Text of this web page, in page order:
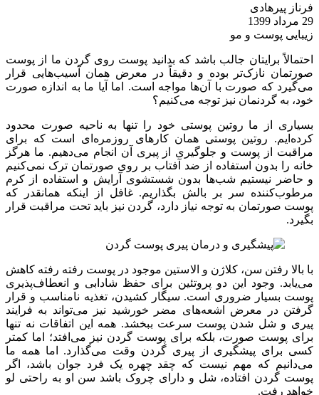
فرناز پیرهادی
29 مرداد 1399
زیبایی پوست و مو
احتمالاً برایتان جالب باشد که بدانید پوست روی گردن ما از پوست
صورتمان نازک‌تر بوده و دقیقاً در معرض همان آسیب‌هایی قرار
می‌گیرد که صورت با آن‌ها مواجه است. اما آیا ما به اندازه صورت
خود، به گردنمان نیز توجه می‌کنیم؟
بسیاری از ما روتین پوستی خود را تنها به ناحیه صورت محدود
کرده‌ایم. روتین پوستی همان کارهای روزمره‌ای است که برای
مراقبت از پوست و جلوگیری از پیری آن انجام می‌دهیم. ما هرگز
خانه را بدون استفاده از ضد آفتاب بر روی صورتمان ترک نمی‌کنیم
و حاضر نیستیم شب‌ها بدون شستشوی آرایش و استفاده از کرم‌
مرطوب‌کننده سر بر بالش بگذاریم. غافل از اینکه همانقدر که
پوست صورتمان به توجه نیاز دارد، گردن نیز باید تحت مراقبت قرار
بگیرد.
با بالا رفتن سن، کلاژن و الاستین موجود در پوست رفته رفته کاهش
می‌یابد. وجود این دو پروتئین برای حفظ شادابی و انعطاف‌پذیری
پوست بسیار ضروری است. سیگار کشیدن، تغذیه نامناسب و قرار
گرفتن در معرض اشعه‌های مضر خورشید نیز می‌تواند به فرایند
پیری و شل شدن پوست سرعت ببخشد. همه این اتفاقات نه تنها
برای پوست صورت، بلکه برای پوست گردن نیز می‌افتد؛ اما کمتر
کسی برای پیشگیری از پیری گردن وقت می‌گذارد. اما همه ما
می‌دانیم که مهم نیست که چقد چهره‌ یک فرد جوان باشد، اگر
پوست گردن افتاده، شل و دارای چروک باشد سن او به راحتی لو
خواهد رفت.